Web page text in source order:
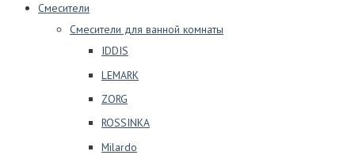
Смесители
Смесители для ванной комнаты
IDDIS
LEMARK
ZORG
ROSSINKA
Milardo